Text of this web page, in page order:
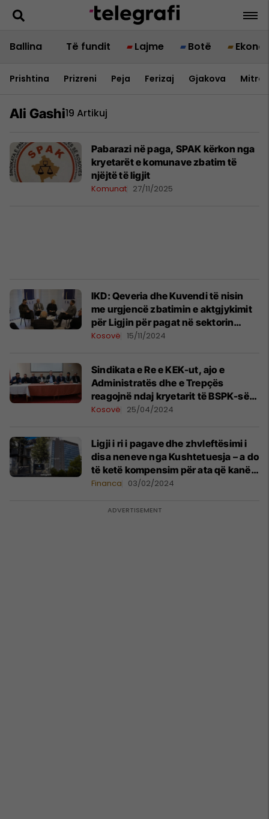
Ballina Të fundit Lajme Botë
Prishtina Prizreni Peja Ferizaj Gjakova
Ali Gashi19 Artikuj
Pabarazi në paga, SPAK kërkon nga
kryetarët e komunave zbatim të
njëjtë të ligjit
Komunat 27/11/2025
IKD: Qeveria dhe Kuvendi të nisin
me urgjencë zbatimin e aktgjykimit
për Ligjin për pagat në sektorin
publik
Kosovë 15/11/2024
Sindikata e Re e KEK-ut, ajo e
Administratës dhe e Trepçës
reagojnë ndaj kryetarit të BSPK-së
për disa vendime
Kosovë 25/04/2024
Ligji i ri i pagave dhe zhvleftësimi i
disa neneve nga Kushtetuesja – a do
të ketë kompensim për ata që kanë
pasur ulje të pagës?
Financa 03/02/2024